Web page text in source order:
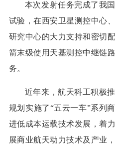
本次发射任务完成了我
试验，在西安卫星测控中心
研究中心的大力支持和密切
箭末级使用天基测控中继链
务。
近年来，航天科工积极
规划实施了“五云一车”系列
进低成本运载技术发展，着
展商业航天动力技术及产业